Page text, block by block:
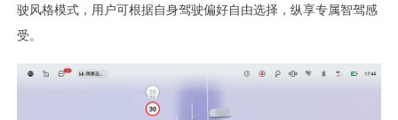
驶风格模式，用户可根据自身驾驶偏好自由选择，纵享专属智驾感
受。